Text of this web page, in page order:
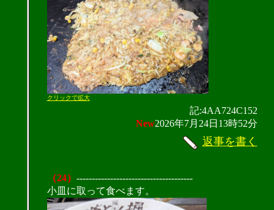
クリックで拡大
記:4AA724C152
New2026年7月24日13時52分
返事を書く
（24） --------------------------------------
小皿に取って食べます。